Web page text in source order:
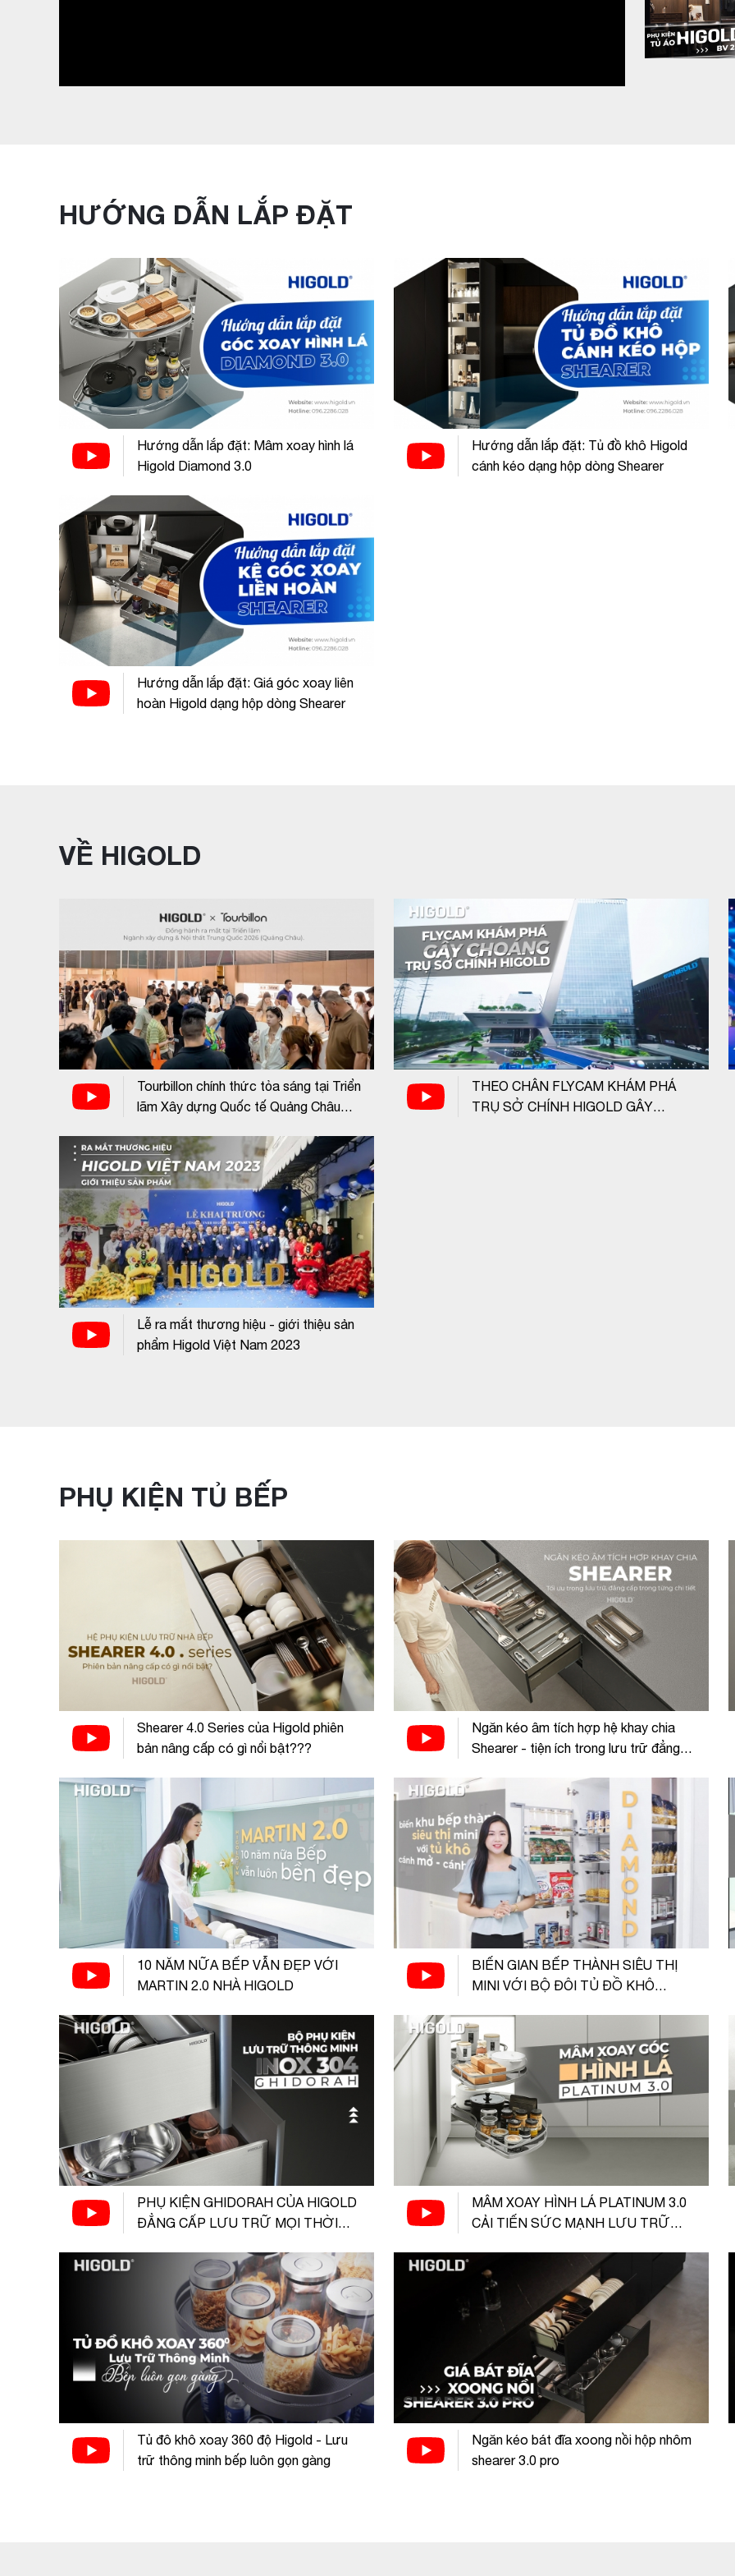
HƯỚNG DẪN LẮP ĐẶT
Hướng dẫn lắp đặt: Mâm xoay hình lá
Higold Diamond 3.0
Hướng dẫn lắp đặt: Tủ đồ khô Higold
cánh kéo dạng hộp dòng Shearer
Hướng dẫn lắp đặt: Giá góc xoay liên
hoàn Higold dạng hộp dòng Shearer
VỀ HIGOLD
Tourbillon chính thức tỏa sáng tại Triển
lãm Xây dựng Quốc tế Quảng Châu
THEO CHÂN FLYCAM KHÁM PHÁ
TRỤ SỞ CHÍNH HIGOLD GÂY
Lễ ra mắt thương hiệu - giới thiệu sản
phẩm Higold Việt Nam 2023
PHỤ KIỆN TỦ BẾP
Shearer 4.0 Series của Higold phiên
bản nâng cấp có gì nổi bật???
Ngăn kéo âm tích hợp hệ khay chia
Shearer - tiện ích trong lưu trữ đẳng
10 NĂM NỮA BẾP VẪN ĐẸP VỚI
MARTIN 2.0 NHÀ HIGOLD
BIẾN GIAN BẾP THÀNH SIÊU THỊ
MINI VỚI BỘ ĐÔI TỦ ĐỒ KHÔ
PHỤ KIỆN GHIDORAH CỦA HIGOLD
ĐẲNG CẤP LƯU TRỮ MỌI THỜI
MÂM XOAY HÌNH LÁ PLATINUM 3.0
CẢI TIẾN SỨC MẠNH LƯU TRỮ
Tủ đô khô xoay 360 độ Higold - Lưu
trữ thông minh bếp luôn gọn gàng
Ngăn kéo bát đĩa xoong nồi hộp nhôm
shearer 3.0 pro